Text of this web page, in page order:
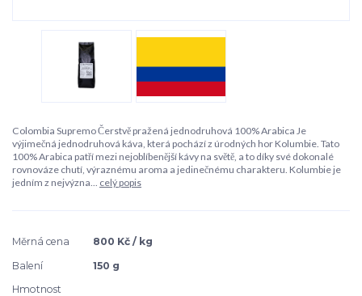
Colombia Supremo Čerstvě pražená jednodruhová 100% Arabica Je
výjimečná jednodruhová káva, která pochází z úrodných hor Kolumbie. Tato
100% Arabica patří mezi nejoblíbenější kávy na světě, a to díky své dokonalé
rovnováze chutí, výraznému aroma a jedinečnému charakteru. Kolumbie je
jedním z nejvýzna... celý popis
Měrná cena
800 Kč / kg
Balení
150 g
Hmotnost